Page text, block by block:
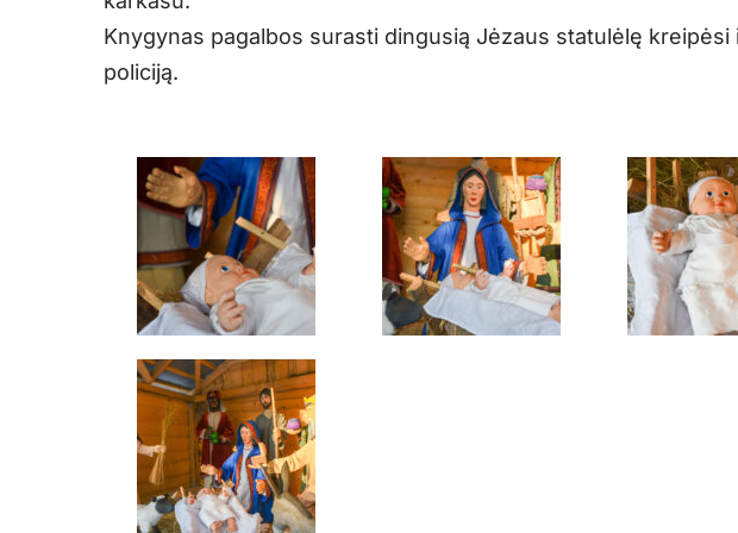
Knygynas pagalbos surasti dingusią Jėzaus statulėlę kreipėsi
policiją.